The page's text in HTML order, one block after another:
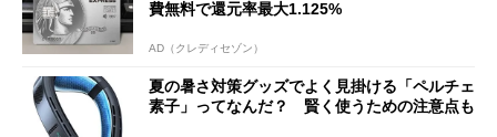
費無料で還元率最大1.125%
AD（クレディセゾン）
夏の暑さ対策グッズでよく見掛ける「ペルチェ
素子」ってなんだ？ 賢く使うための注意点も